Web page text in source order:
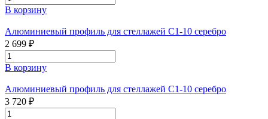
В корзину
Алюминиевый профиль для стеллажей С1-10 серебро
2 699 ₽
В корзину
Алюминиевый профиль для стеллажей С1-10 серебро
3 720 ₽